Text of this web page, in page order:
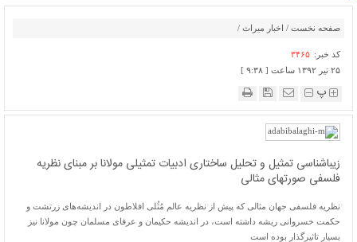
صفحه نخست / اخبار میراث /
کد خبر: ۳۴۶۵
۲۵ تیر ۱۳۹۲ ساعت [ ۹:۳۸ ]
پ
زیباشناسی تمثیل و تحلیل ساختاری ادبیات تمثیلی مولانا بر مبنای نظریه
فلسفی صورتهای مثالی
نظریه فلسفی جهان مثالی که پیش از نظریه عالم مُثُلی افلاطون در اندیشه‌­های زرتشت و
حکمت خسروانی ریشه داشته است، در اندیشه حکیمان و عرفای مسلمان چون مولانا نیز
بسیار تاثیرگذار بوده است